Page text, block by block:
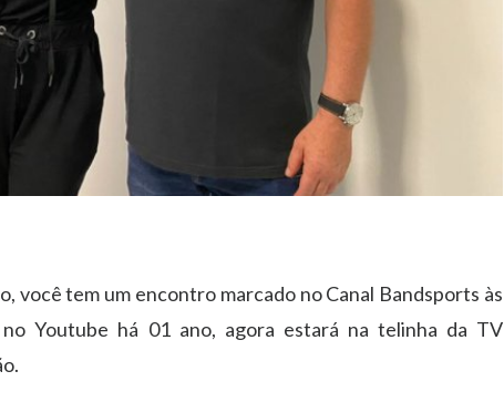
você tem um encontro marcado no Canal Bandsports às
no Youtube há 01 ano, agora estará na telinha da TV